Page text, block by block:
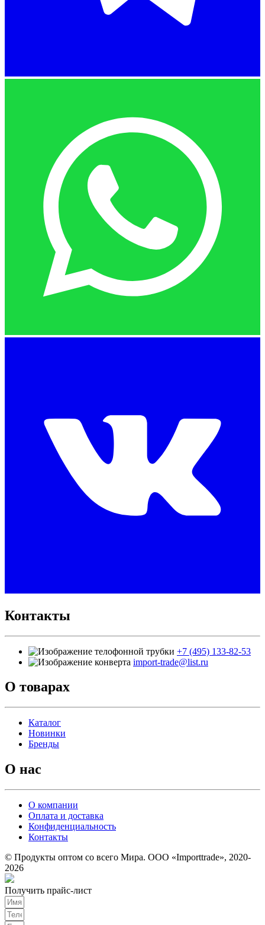
Контакты
+7 (495) 133-82-53
import-trade@list.ru
О товарах
Каталог
Новинки
Бренды
О нас
О компании
Оплата и доставка
Конфиденциальность
Контакты
© Продукты оптом со всего Мира. ООО «Importtrade», 2020-
2026
Получить прайс-лист